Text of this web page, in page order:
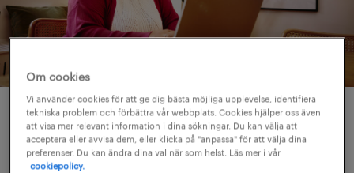
erfarna specialister inom
rekrytering.
Om cookies
Vi använder cookies för att ge dig bästa möjliga upplevelse, identifiera
tekniska problem och förbättra vår webbplats. Cookies hjälper oss även
att visa mer relevant information i dina sökningar. Du kan välja att
acceptera eller avvisa dem, eller klicka på "anpassa" för att välja dina
preferenser. Du kan ändra dina val när som helst. Läs mer i vår
cookiepolicy.